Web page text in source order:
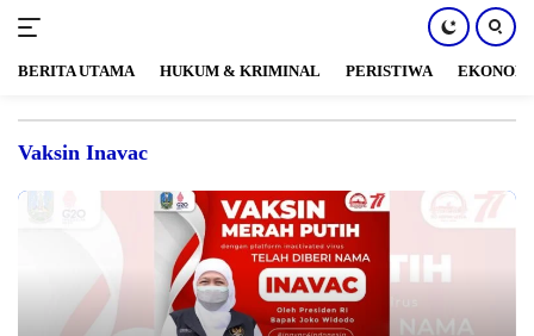
konten
BERITA UTAMA HUKUM & KRIMINAL PERISTIWA EKONOMI
Vaksin Inavac